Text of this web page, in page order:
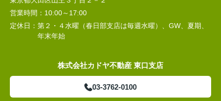
営業時間： 10:00～17:00
定休日： 第２・４水曜（春日部支店は毎週水曜）、GW、夏期、
年末年始
株式会社カドヤ不動産 東口支店
03-3762-0100